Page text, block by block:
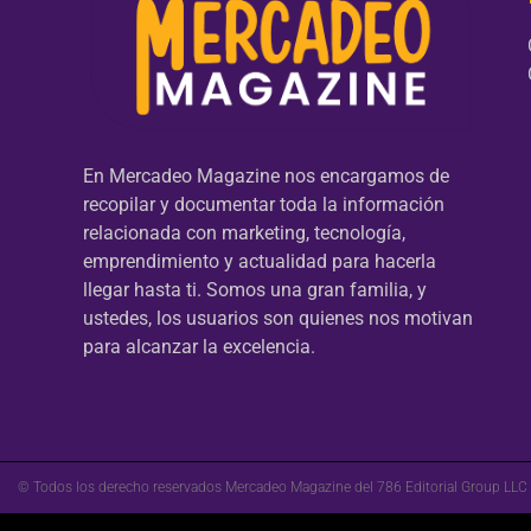
En Mercadeo Magazine nos encargamos de
recopilar y documentar toda la información
relacionada con marketing, tecnología,
emprendimiento y actualidad para hacerla
llegar hasta ti. Somos una gran familia, y
ustedes, los usuarios son quienes nos motivan
para alcanzar la excelencia.
© Todos los derecho reservados Mercadeo Magazine del 786 Editorial Group LLC